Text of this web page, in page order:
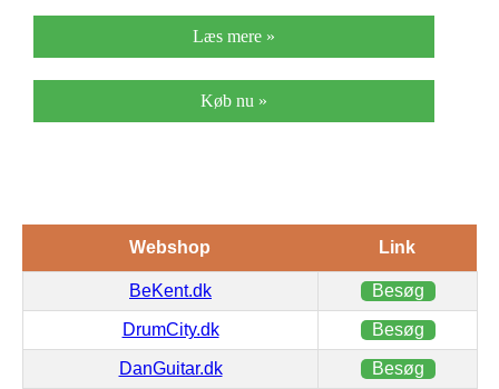
Læs mere »
Køb nu »
Webshop Link
BeKent.dk Besøg
DrumCity.dk Besøg
DanGuitar.dk Besøg